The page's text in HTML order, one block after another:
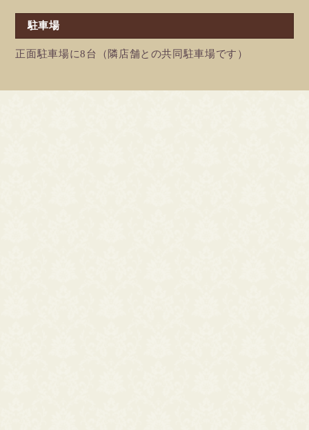
駐車場
正面駐車場に8台（隣店舗との共同駐車場です）